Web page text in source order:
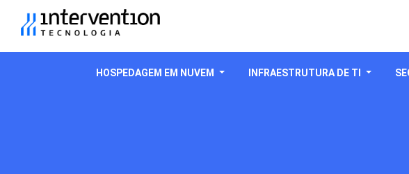
HOSPEDAGEM EM NUVEM INFRAESTRUTURA DE TI